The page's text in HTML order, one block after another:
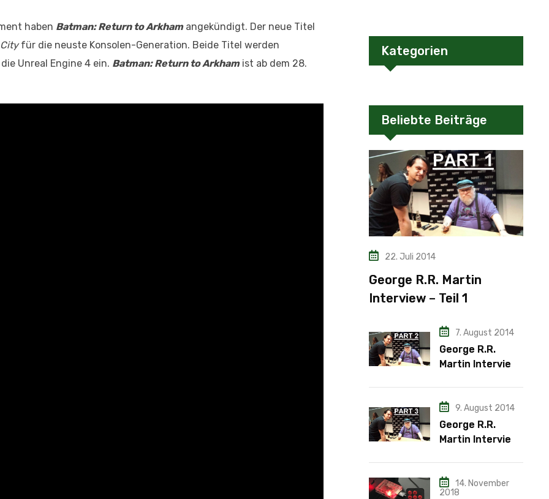
haben Batman: Return to Arkhamangekündigt. Der neue Titel
für die neuste Konsolen-Generation. Beide Titel werden
Unreal Engine 4 ein. Batman: Return to Arkhamist ab dem 28.
Kategorien
Beliebte Beiträge
22. Juli 2014
George R.R. Martin
Interview – Teil 1
7. August 2014
George R.R.
Martin Interview
9. August 2014
George R.R.
Martin Interview
14. November
2018